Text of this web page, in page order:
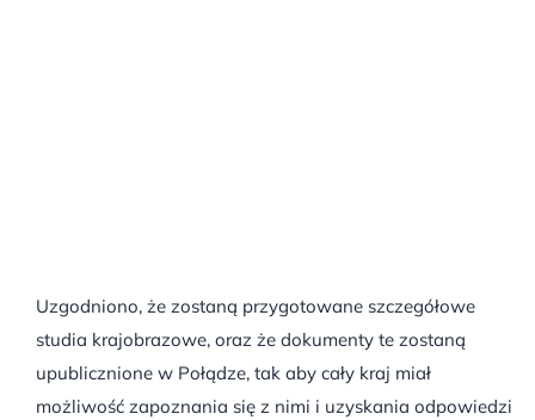
Uzgodniono, że zostaną przygotowane szczegółowe
studia krajobrazowe, oraz że dokumenty te zostaną
upublicznione w Połądze, tak aby cały kraj miał
możliwość zapoznania się z nimi i uzyskania odpowiedzi